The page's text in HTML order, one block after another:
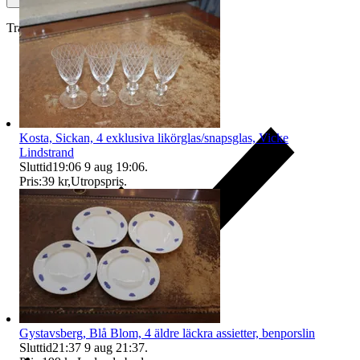
Traderas köparskydd
Kosta, Sickan, 4 exklusiva likörglas/snapsglas, Vicke
Lindstrand
Sluttid19:06 9 aug 19:06.
Pris:39 kr,Utropspris.
Gystavsberg, Blå Blom, 4 äldre läckra assietter, benporslin
Sluttid21:37 9 aug 21:37.